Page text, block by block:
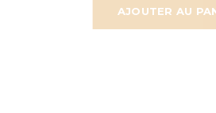
AJOUTER AU